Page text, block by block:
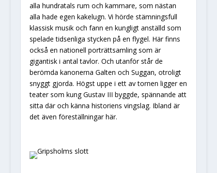
alla hundratals rum och kammare, som nästan
alla hade egen kakelugn. Vi hörde stämningsfull
klassisk musik och fann en kungligt anställd som
spelade tidsenliga stycken på en flygel. Här finns
också en nationell porträttsamling som är
gigantisk i antal tavlor. Och utanför står de
berömda kanonerna Galten och Suggan, otroligt
snyggt gjorda. Högst uppe i ett av tornen ligger en
teater som kung Gustav III byggde, spännande att
sitta där och känna historiens vingslag. Ibland är
det även föreställningar här.